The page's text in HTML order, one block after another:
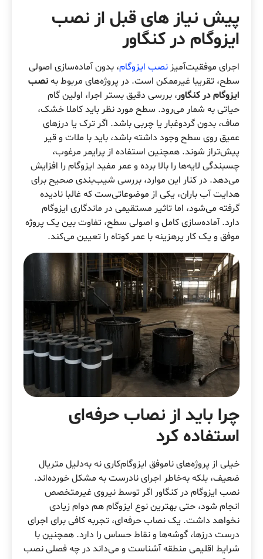
پیش نیاز های قبل از نصب
ایزوگام در کنگاور
اجرای موفقیت‌آمیز نصب ایزوگام، بدون آماده‌سازی اصولی
سطح، تقریبا غیرممکن است. در پروژه‌های مربوط بهنصب
ایزوگام در کنگاور، بررسی دقیق بستر اجرا، اولین گام
حیاتی به شمار می‌رود. سطح مورد نظر باید کاملا خشک،
صاف، بدون گردوغبار یا چربی باشد. اگر ترک یا درزهای
عمیق روی سطح وجود داشته باشد، باید با ملات و قیر
پیش‌تراز شوند. همچنین استفاده از پرایمر مرغوب،
چسبندگی لایه‌ها را بالا برده و عمر مفید ایزوگام را افزایش
می‌دهد. در کنار این موارد، بررسی شیب‌بندی صحیح برای
هدایت آب باران، یکی از موضوعاتی‌ست که غالبا نادیده
گرفته می‌شود، اما تاثیر مستقیمی در ماندگاری ایزوگام
دارد. آماده‌سازی کامل و اصولی سطح، تفاوت بین یک پروژه
موفق و یک کار پرهزینه با عمر کوتاه را تعیین می‌کند.
چرا باید از نصاب حرفه‌ای
استفاده کرد
خیلی از پروژه‌های ناموفق ایزوگام‌کاری نه به‌دلیل متریال
ضعیف، بلکه به‌خاطر اجرای نادرست به مشکل خورده‌اند.
نصب ایزوگام در کنگاور اگر توسط نیروی غیرمتخصص
انجام شود، حتی بهترین نوع ایزوگام هم دوام زیادی
نخواهد داشت. یک نصاب حرفه‌ای، تجربه کافی برای اجرای
درست درزها، گوشه‌ها و نقاط حساس را دارد. همچنین با
شرایط اقلیمی منطقه آشناست و می‌داند در چه فصلی نصب